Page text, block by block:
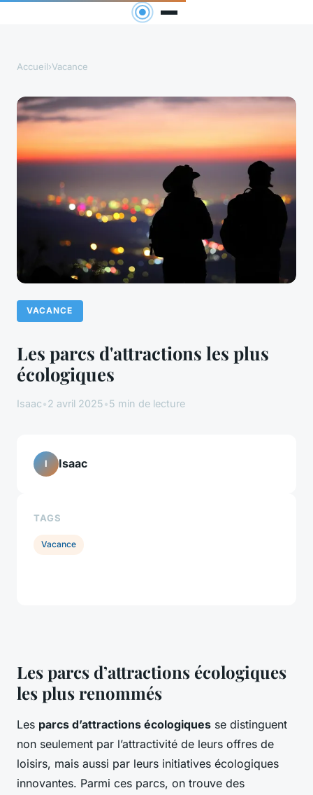
Accueil›Vacance
VACANCE
Les parcs d'attractions les plus
écologiques
Isaac•2 avril 2025•5 min de lecture
Les parcs d’attractions écologiques
les plus renommés
Les parcs d’attractions écologiques se distinguent
non seulement par l’attractivité de leurs offres de
loisirs, mais aussi par leurs initiatives écologiques
innovantes. Parmi ces parcs, on trouve des
I Isaac
TAGS
Vacance